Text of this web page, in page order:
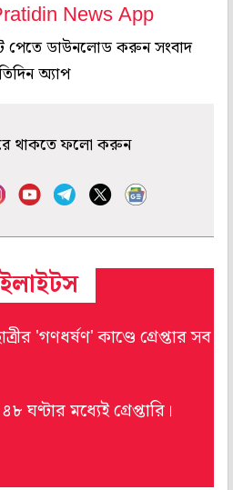
News App
পেতে ডাউনলোড করুন সংবাদ
অ্যাপ
থাকতে ফলো করুন
'গণধর্ষণ' কাণ্ডে গ্রেপ্তার সব
মধ্যেই গ্রেপ্তারি।